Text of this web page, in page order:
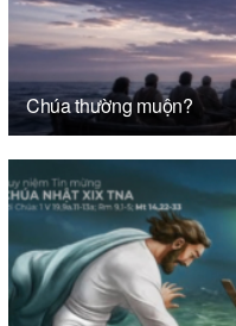
Chúa thường muộn?